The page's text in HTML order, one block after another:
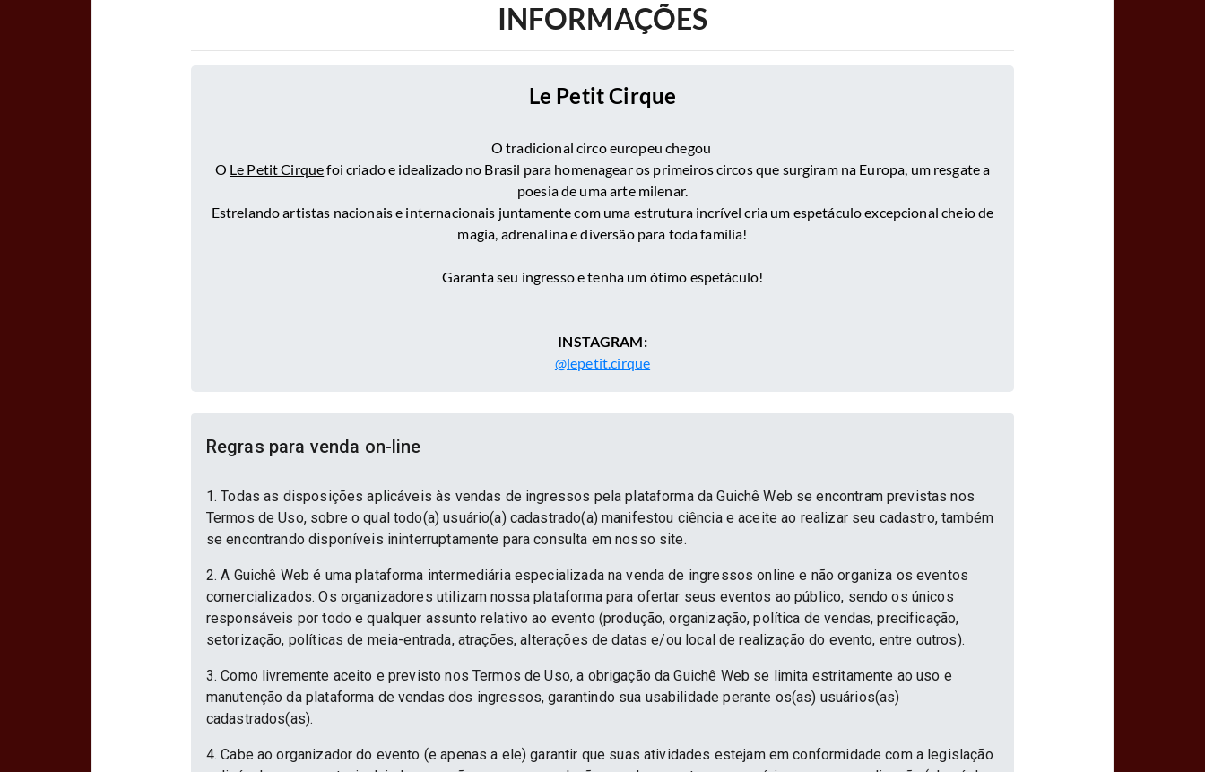
INFORMAÇÕES
Le Petit Cirque
O tradicional circo europeu chegou
O Le Petit Cirquefoi criado e idealizado no Brasil para homenagear os primeiros circos que surgiram na Europa, um resgate a
poesia de uma arte milenar.
Estrelando artistas nacionais e internacionais juntamente com uma estrutura incrível cria um espetáculo excepcional cheio de
magia, adrenalina e diversão para toda família!
Garanta seu ingresso e tenha um ótimo espetáculo!
INSTAGRAM:
@lepetit.cirque
Regras para venda on-line
1. Todas as disposições aplicáveis às vendas de ingressos pela plataforma da Guichê Web se encontram previstas nos
Termos de Uso, sobre o qual todo(a) usuário(a) cadastrado(a) manifestou ciência e aceite ao realizar seu cadastro, também
se encontrando disponíveis ininterruptamente para consulta em nosso site.
2. A Guichê Web é uma plataforma intermediária especializada na venda de ingressos online e não organiza os eventos
comercializados. Os organizadores utilizam nossa plataforma para ofertar seus eventos ao público, sendo os únicos
responsáveis por todo e qualquer assunto relativo ao evento (produção, organização, política de vendas, precificação,
setorização, políticas de meia-entrada, atrações, alterações de datas e/ou local de realização do evento, entre outros).
3. Como livremente aceito e previsto nos Termos de Uso, a obrigação da Guichê Web se limita estritamente ao uso e
manutenção da plataforma de vendas dos ingressos, garantindo sua usabilidade perante os(as) usuários(as)
cadastrados(as).
4. Cabe ao organizador do evento (e apenas a ele) garantir que suas atividades estejam em conformidade com a legislação